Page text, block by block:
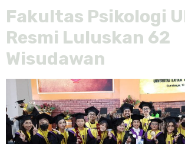
Fakultas Psikologi
Resmi Luluskan 62
Wisudawan